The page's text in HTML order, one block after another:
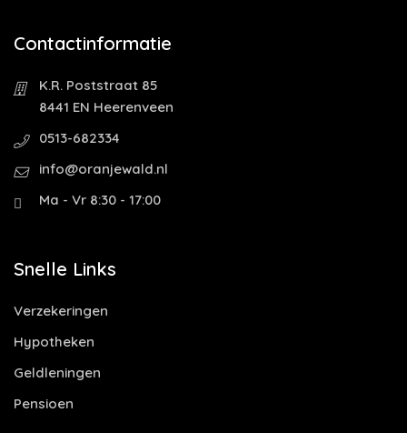
Contactinformatie
K.R. Poststraat 85
8441 EN Heerenveen
0513-682334
info@oranjewald.nl
Ma - Vr 8:30 - 17:00
Snelle Links
Verzekeringen
Hypotheken
Geldleningen
Pensioen